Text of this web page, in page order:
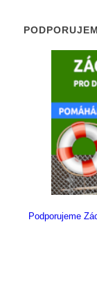
Podporujeme